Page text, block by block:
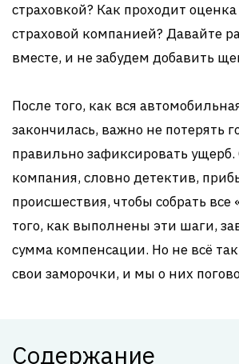
страховкой? Как проходит
страховой компанией? Давайте
вместе, и не забудем добавить
После того, как вся
закончилась, важно не потерять
правильно зафиксировать ущерб.
компания, словно детектив,
происшествия, чтобы собрать все
того, как выполнены эти шаги,
сумма компенсации. Но не всё так
свои заморочки, и мы о них
Содержание